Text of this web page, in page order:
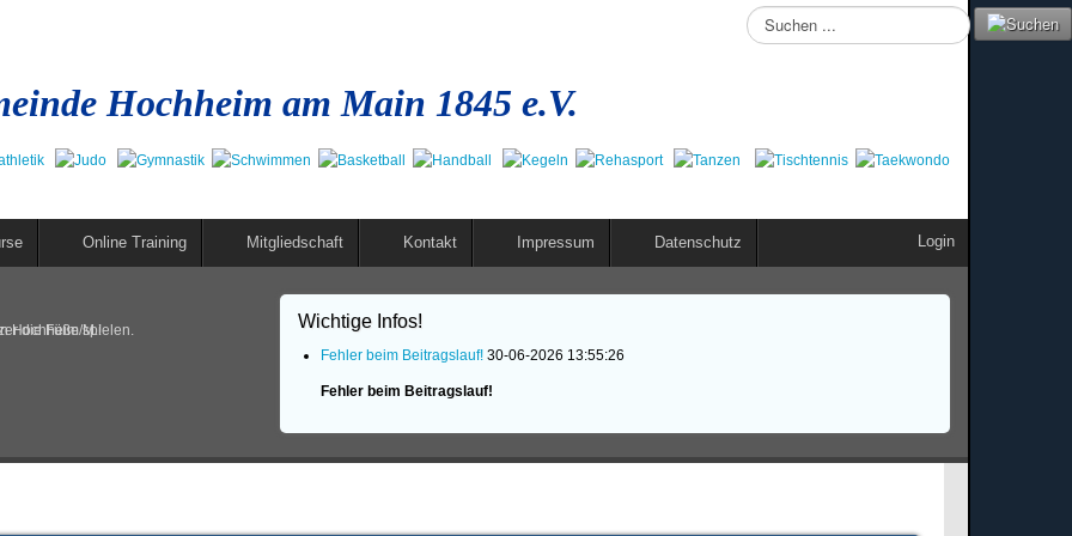
Suchen
...
Hochheim am Main 1845 e.V.
Online Training Mitgliedschaft Kontakt Impressum Datenschutz Login
Hochheim/M.!
die Füße spielen.
Wichtige Infos!
Fehler beim Beitragslauf! 30-06-2026 13:55:26
Fehler beim Beitragslauf!